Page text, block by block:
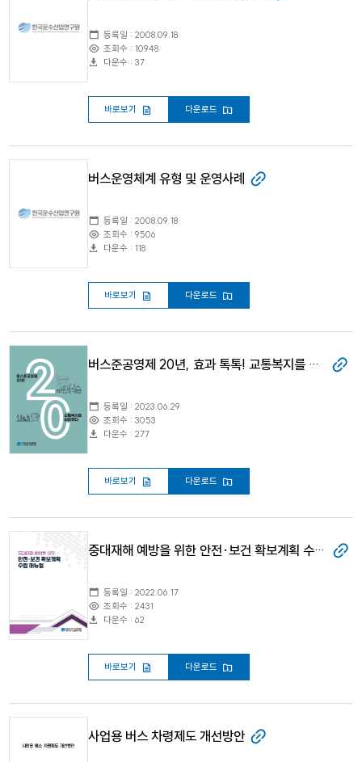
등록일 : 2008.09.18
조회수 : 10948
다운수 : 37
바로보기 다운로드
버스운영체계 유형 및 운영사례
등록일 : 2008.09.18
조회수 : 9506
다운수 : 118
바로보기 다운로드
버스준공영제 20년, 효과 톡톡! 교통복지를 실현하다.
등록일 : 2023.06.29
조회수 : 3053
다운수 : 277
바로보기 다운로드
중대재해 예방을 위한 안전·보건 확보계획 수립 매뉴얼
등록일 : 2022.06.17
조회수 : 2431
다운수 : 62
바로보기 다운로드
사업용 버스 차령제도 개선방안